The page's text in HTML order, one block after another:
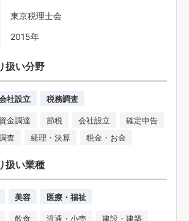
東京税理士会
2015年
扱い分野
社設立 税務調査
資金調達 節税 会社設立
確定申告
査 経理・決算 税金・お金
扱い業種
美容 医療・福祉
飲食 流通・小売 建設・建築